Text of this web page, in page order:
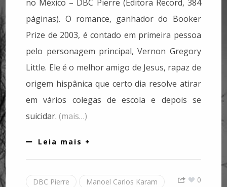
no México – DBC Pierre (Editora Record, 384
páginas). O romance, ganhador do Booker
Prize de 2003, é contado em primeira pessoa
pelo personagem principal, Vernon Gregory
Little. Ele é o melhor amigo de Jesus, rapaz de
origem hispânica que certo dia resolve atirar
em vários colegas de escola e depois se
suicidar.(mais…)
Leia mais +
DBC Pierre Manoel Carlos Karam 0